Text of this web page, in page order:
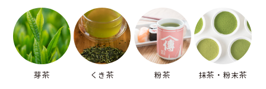
芽茶 くき茶 粉茶 抹茶・粉末茶